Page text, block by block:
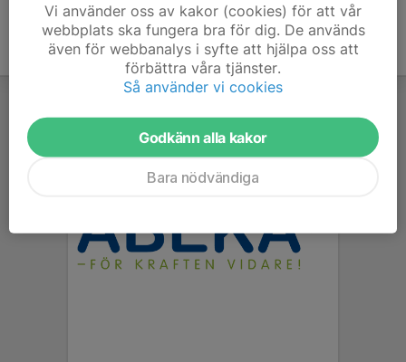
Vi använder oss av kakor (cookies) för att vår
webbplats ska fungera bra för dig. De används
även för webbanalys i syfte att hjälpa oss att
förbättra våra tjänster.
Så använder vi cookies
Godkänn alla kakor
Bara nödvändiga